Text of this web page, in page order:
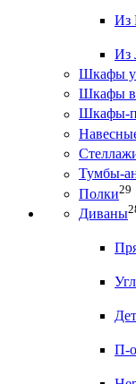
Из
Шкафы
Шкафы
Шкафы-
Тумбы-
Полки29
Диваны
П-